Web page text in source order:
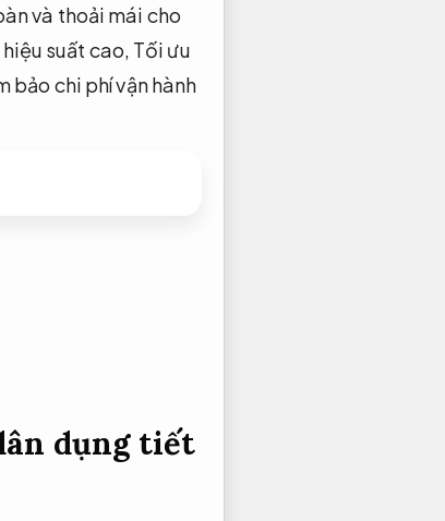
và thoải mái cho
suất cao, Tối ưu
bảo chi phí vận hành
dụng tiết